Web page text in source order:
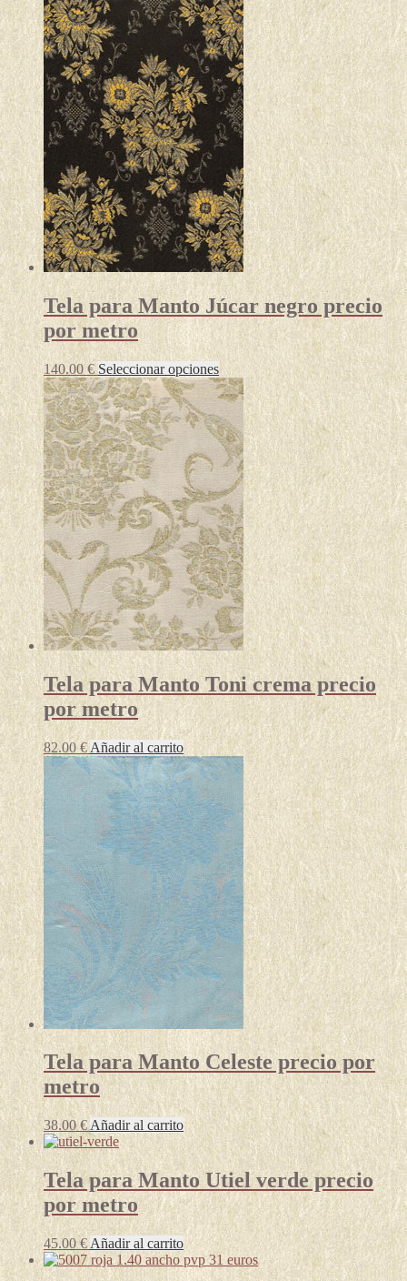
producto
tiene
múltiples
variantes.
Las
opciones
se
pueden
elegir
en
página
de
producto
Tela para Manto Júcar negro precio
por metro
140.00€ Seleccionar opcionesEste
producto
tiene
múltiples
variantes.
Las
opciones
se
pueden
elegir
en
la
página
de
producto
Tela para Manto Toni crema precio
por metro
82.00 € Añadir al carrito
Tela para Manto Celeste precio por
metro
38.00€ Añadir al carrito
Tela para Manto Utiel verde precio
por metro
45.00€ Añadir al carrito